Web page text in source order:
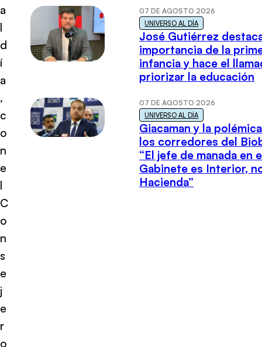
a
l
d
í
a
,
c
o
n
e
l
C
o
n
s
e
j
e
r
o
07 DE AGOSTO 2026
UNIVERSO AL DÍA
José Gutiérrez
importancia de la
infancia y hace el
priorizar la educación
07 DE AGOSTO 2026
UNIVERSO AL DÍA
Giacaman y la
los corredores del
“El jefe de manada en
Gabinete es Interior,
Hacienda”